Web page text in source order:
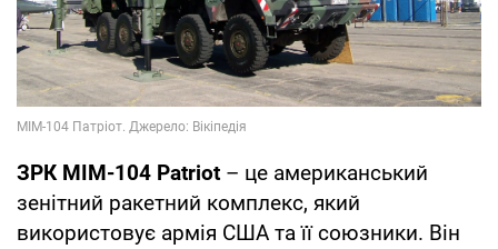
ЗРК MIM-104 Patriot – це американський
зенітний ракетний комплекс, який
використовує армія США та її союзники. Він